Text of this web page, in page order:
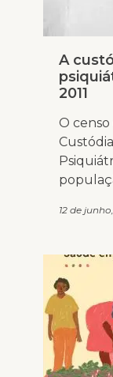
A
2011
O
12 de